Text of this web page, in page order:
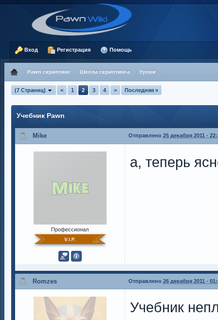
Вход Регистрация Помощь
Pawn скриптинг Школа скриптинга Уроки
(7 Страниц) < 1 2 3 4 > Последняя »
Учебник Pawn
Mike Отправлено 25 декабря 2011 -
Профессионал
а, теперь
Romzes Отправлено 26 декабря 2011 -
Учебник